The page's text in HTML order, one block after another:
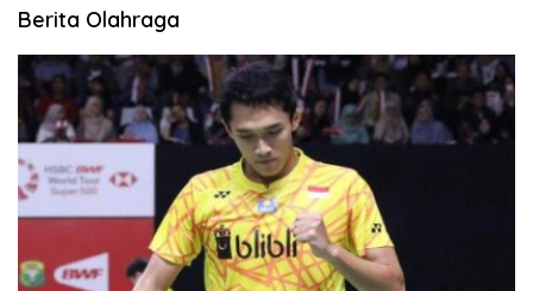
Berita Olahraga